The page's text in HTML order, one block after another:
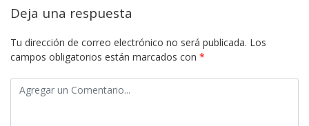
Deja una respuesta
Tu dirección de correo electrónico no será publicada. Los
campos obligatorios están marcados con *